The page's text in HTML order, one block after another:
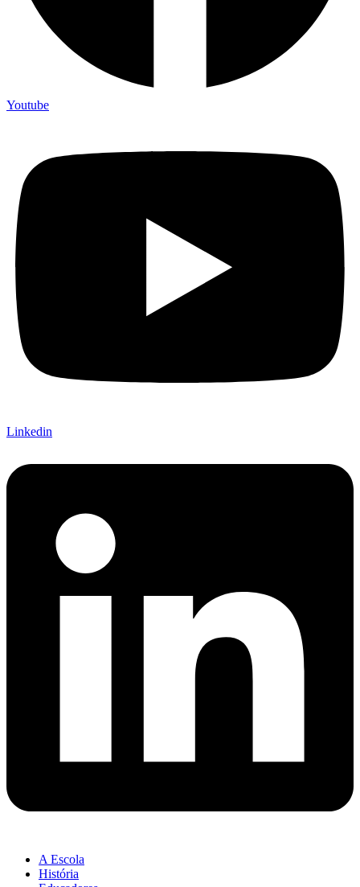
Youtube
Linkedin
A Escola
História